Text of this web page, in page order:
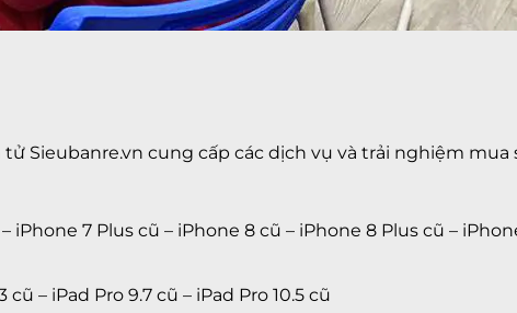
tử Sieubanre.vn cung cấp các dịch vụ và trải nghiệm mua
– iPhone 7 Plus cũ – iPhone 8 cũ – iPhone 8 Plus cũ –
cũ – iPad Pro 9.7 cũ – iPad Pro 10.5 cũ